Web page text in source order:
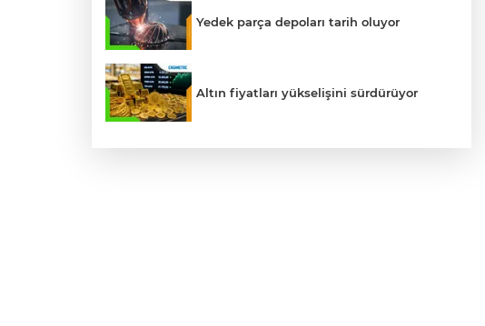
Yedek parça depoları tarih oluyor
Altın fiyatları yükselişini sürdürüyor